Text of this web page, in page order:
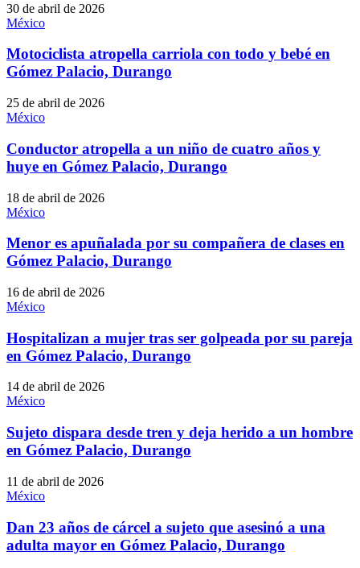
30 de abril de 2026
México
Motociclista atropella carriola con todo y bebé en
Gómez Palacio, Durango
25 de abril de 2026
México
Conductor atropella a un niño de cuatro años y
huye en Gómez Palacio, Durango
18 de abril de 2026
México
Menor es apuñalada por su compañera de clases en
Gómez Palacio, Durango
16 de abril de 2026
México
Hospitalizan a mujer tras ser golpeada por su pareja
en Gómez Palacio, Durango
14 de abril de 2026
México
Sujeto dispara desde tren y deja herido a un hombre
en Gómez Palacio, Durango
11 de abril de 2026
México
Dan 23 años de cárcel a sujeto que asesinó a una
adulta mayor en Gómez Palacio, Durango